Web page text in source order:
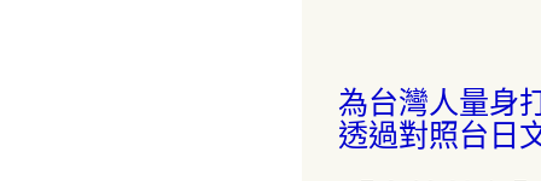
為台灣人量身
透過對照台日